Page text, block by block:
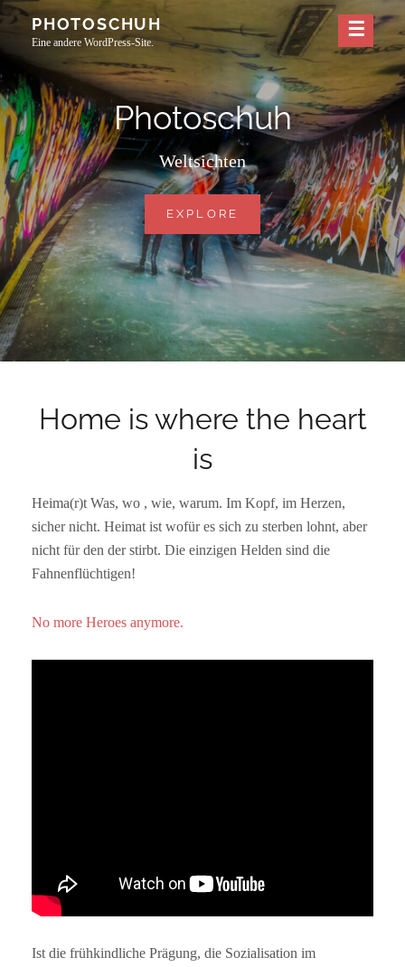
Skip
content
PHOTOSCHUH
Eine andere WordPress-Site.
Photoschuh
Weltsichten
EXPLORE PHOTOSCHUH
Home is where the heart
is
Heima(r)t Was, wo , wie, warum. Im Kopf, im Herzen,
sicher nicht. Heimat ist wofür es sich zu sterben lohnt, aber
nicht für den der stirbt. Die einzigen Helden sind die
Fahnenflüchtigen!
No more Heroes anymore.
Ist die frühkindliche Prägung, die Sozialisation im